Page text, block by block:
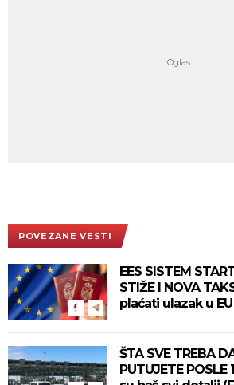
POVEZANE VESTI
EES SISTEM
STIŽE I NOVA
plaćati ulazak u EU
ŠTA SVE TREBA
PUTUJETE POSLE